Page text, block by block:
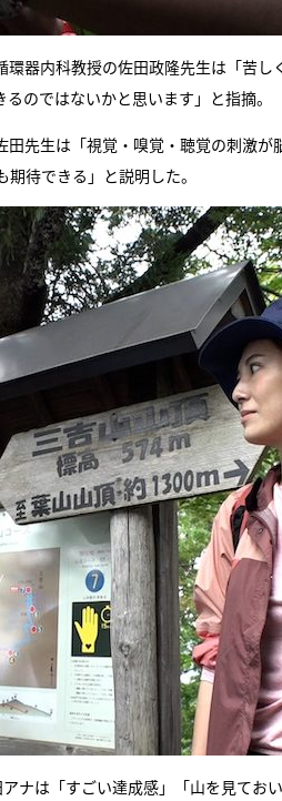
器内科教授の佐田政隆先生は「苦
のではないかと思います」と指摘。
先生は「視覚・嗅覚・聴覚の刺激が
待できる」と説明した。
ナは「すごい達成感」「山を見てお